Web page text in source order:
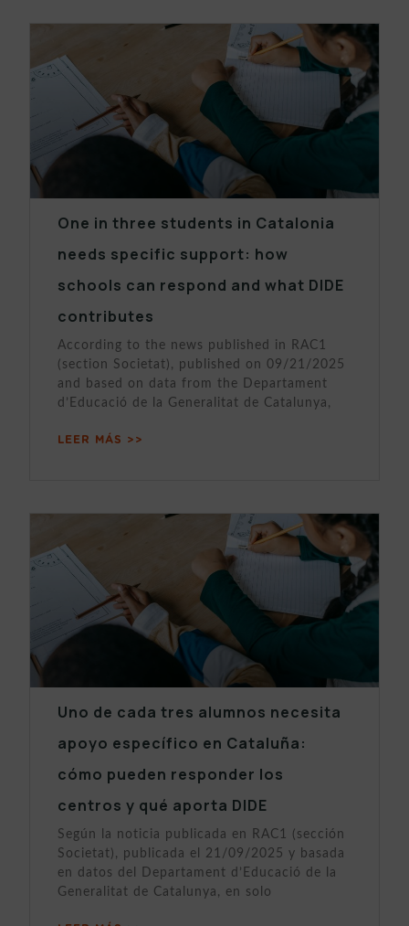
One in three students in Catalonia
needs specific support: how
schools can respond and what DIDE
contributes
According to the news published in RAC1
(section Societat), published on 09/21/2025
and based on data from the Departament
d’Educació de la Generalitat de Catalunya,
LEER MÁS >>
Uno de cada tres alumnos necesita
apoyo específico en Cataluña:
cómo pueden responder los
centros y qué aporta DIDE
Según la noticia publicada en RAC1 (sección
Societat), publicada el 21/09/2025 y basada
en datos del Departament d’Educació de la
Generalitat de Catalunya, en solo